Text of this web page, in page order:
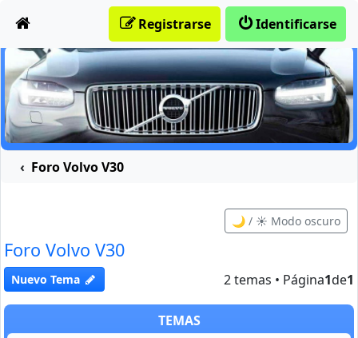
Identificarse
Registrarse
Foro Volvo V30
🌙 / ☀️ Modo oscuro
Foro Volvo V30
Nuevo Tema 2 temas • Página1de1
TEMAS